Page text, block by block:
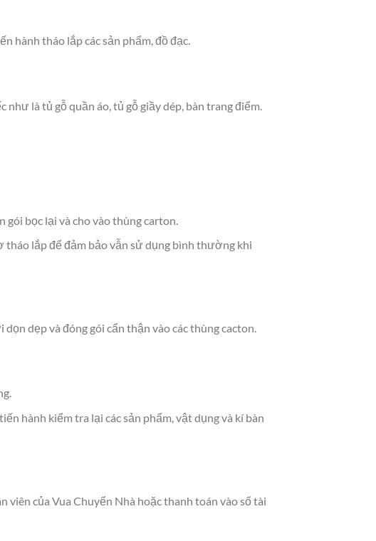
hành tháo lắp các sản phẩm, đồ đạc.
là tủ gỗ quần áo, tủ gỗ giầy dép, bàn trang điểm.
bọc lại và cho vào thùng carton.
tháo lắp để đảm bảo vẫn sử dụng bình thường khi
dẹp và đóng gói cẩn thận vào các thùng cacton.
hành kiểm tra lại các sản phẩm, vật dụng và kí bàn
viên của Vua Chuyển Nhà hoặc thanh toán vào số tài